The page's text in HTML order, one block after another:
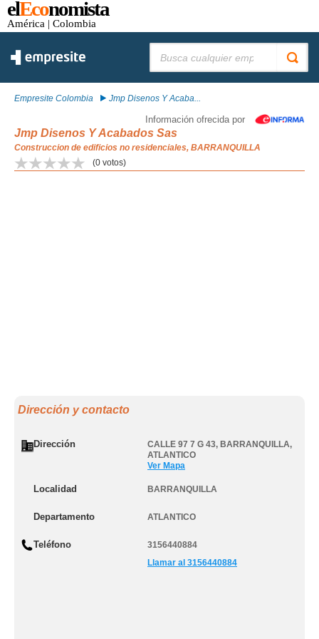
elEconomista
América | Colombia
Empresite Colombia Jmp Disenos Y Acaba...
Información ofrecida por
Jmp Disenos Y Acabados Sas
Construccion de edificios no residenciales, BARRANQUILLA
(0 votos)
Dirección y contacto
Dirección CALLE 97 7 G 43, BARRANQUILLA,
ATLANTICO
Ver Mapa
Localidad BARRANQUILLA
Departamento ATLANTICO
Teléfono
3156440884
Llamar al 3156440884